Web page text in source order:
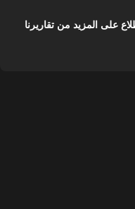
المزيد من تقاريرنا